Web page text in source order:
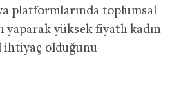
platformlarında toplumsal
yaparak yüksek fiyatlı kadın
olduğunu